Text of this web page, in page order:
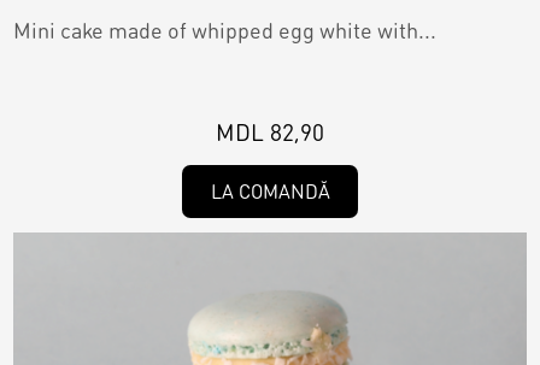
Mini cake made of whipped egg white with...
MDL 82,90
LA COMANDĂ